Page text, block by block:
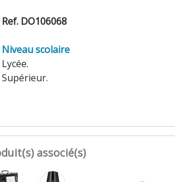
Ref. DO106068
Niveau scolaire
Lycée.
Supérieur.
associé(s)